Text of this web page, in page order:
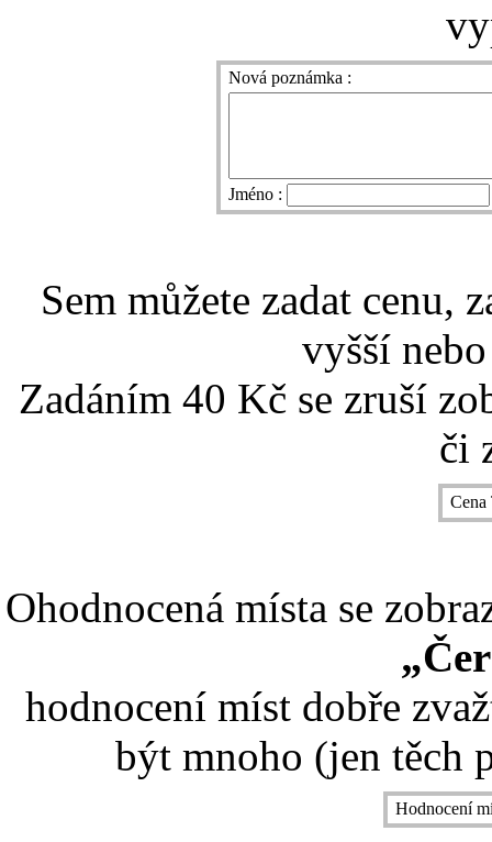
Nová poznámka :
Jméno :
Sem můžete zadat cenu,
vyšší
Zadáním 40 Kč se zruší
či
Ohodnocená místa se
hodnocení míst dobře
být mnoho (jen těch
Hodnocení